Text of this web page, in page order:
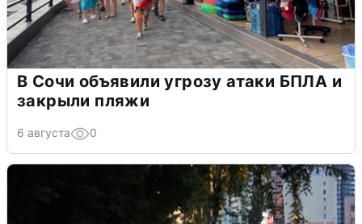
В Сочи объявили угрозу атаки БПЛА и
закрыли пляжи
6 августа 0